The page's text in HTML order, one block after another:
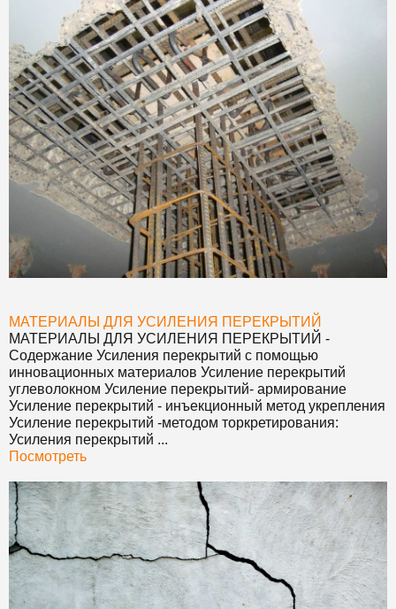
МАТЕРИАЛЫ ДЛЯ УСИЛЕНИЯ ПЕРЕКРЫТИЙ
МАТЕРИАЛЫ ДЛЯ УСИЛЕНИЯ ПЕРЕКРЫТИЙ -
Содержание Усиления перекрытий с помощью
инновационных материалов Усиление перекрытий
углеволокном Усиление перекрытий- армирование
Усиление перекрытий - инъекционный метод укрепления
Усиление перекрытий -методом торкретирования:
Усиления перекрытий ...
Посмотреть